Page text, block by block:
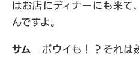
はお店にディナーにも来て
んですよ。
サム ボウイも！？それは